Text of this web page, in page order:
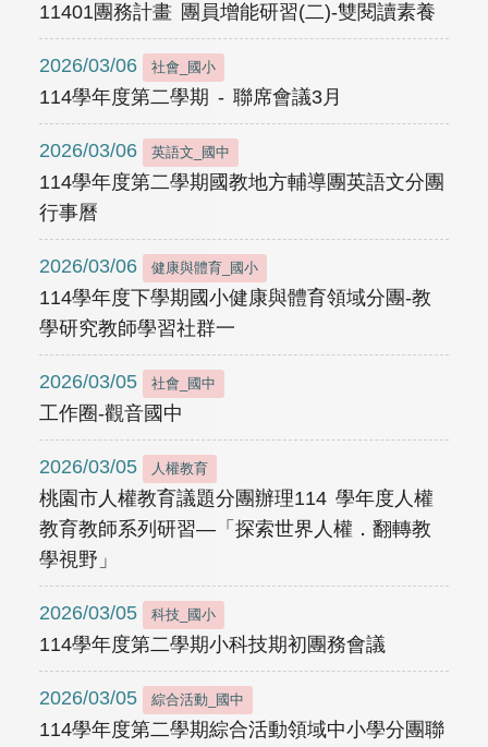
11401團務計畫 團員增能研習(二)-雙閱讀素養
2026/03/06 社會_國小
114學年度第二學期 - 聯席會議3月
2026/03/06 英語文_國中
114學年度第二學期國教地方輔導團英語文分團
行事曆
2026/03/06 健康與體育_國小
114學年度下學期國小健康與體育領域分團-教
學研究教師學習社群一
2026/03/05 社會_國中
工作圈-觀音國中
2026/03/05 人權教育
桃園市人權教育議題分團辦理114 學年度人權
教育教師系列研習—「探索世界人權．翻轉教
學視野」
2026/03/05 科技_國小
114學年度第二學期小科技期初團務會議
2026/03/05 綜合活動_國中
114學年度第二學期綜合活動領域中小學分團聯